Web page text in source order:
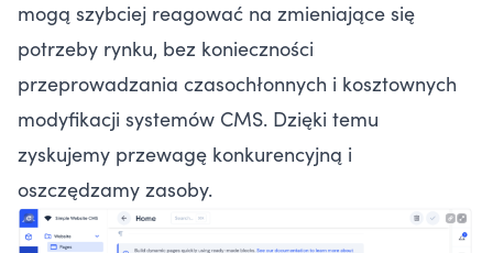
mogą szybciej reagować na zmieniające się
potrzeby rynku, bez konieczności
przeprowadzania czasochłonnych i kosztownych
modyfikacji systemów CMS. Dzięki temu
zyskujemy przewagę konkurencyjną i
oszczędzamy zasoby.